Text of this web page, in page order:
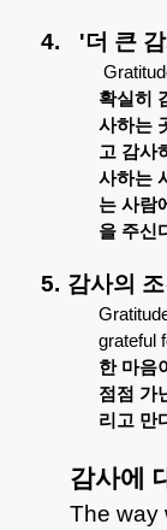
4. '더 큰
확실히
사하는
고 감사
사하는
는 사람
을 주신
5. 감사의
grateful
한 마음이
점점 가
리고 만
감사에
The way